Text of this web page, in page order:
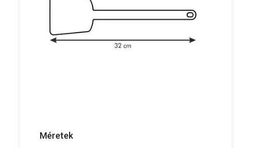
Méretek